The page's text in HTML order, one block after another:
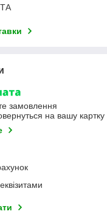
замовлення
на вашу картку